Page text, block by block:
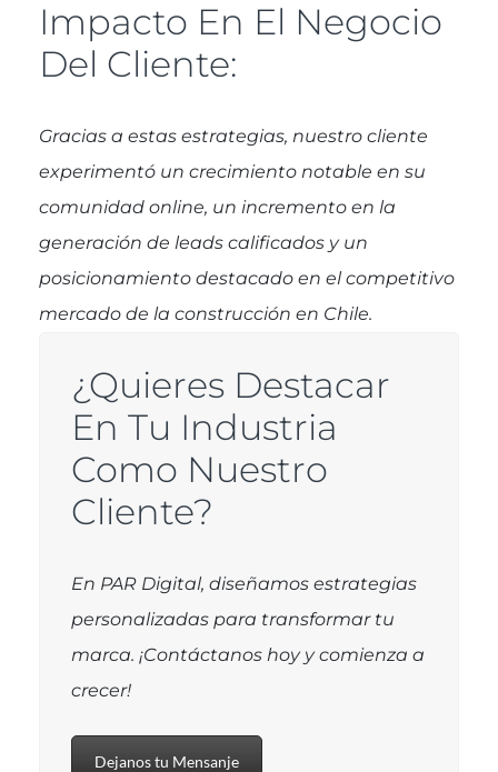
Impacto En El Negocio
Del Cliente:
Gracias a estas estrategias, nuestro cliente
experimentó un crecimiento notable en su
comunidad online, un incremento en la
generación de leads calificados y un
posicionamiento destacado en el competitivo
mercado de la construcción en Chile.
¿Quieres Destacar
En Tu Industria
Como Nuestro
Cliente?
En PAR Digital, diseñamos estrategias
personalizadas para transformar tu
marca. ¡Contáctanos hoy y comienza a
crecer!
Dejanos tu Mensanje